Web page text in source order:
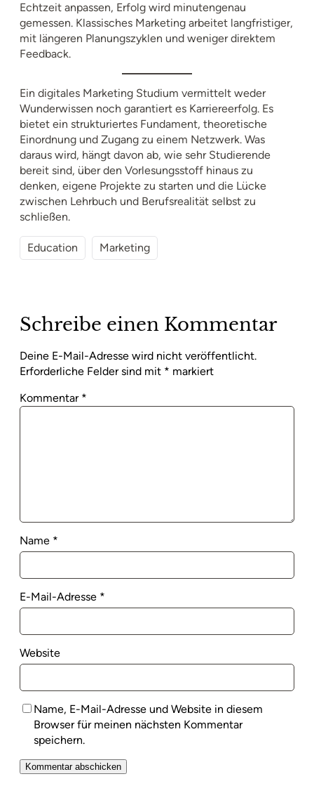
Echtzeit anpassen, Erfolg wird minutengenau
gemessen. Klassisches Marketing arbeitet langfristiger,
mit längeren Planungszyklen und weniger direktem
Feedback.
Ein digitales Marketing Studium vermittelt weder
Wunderwissen noch garantiert es Karriereerfolg. Es
bietet ein strukturiertes Fundament, theoretische
Einordnung und Zugang zu einem Netzwerk. Was
daraus wird, hängt davon ab, wie sehr Studierende
bereit sind, über den Vorlesungsstoff hinaus zu
denken, eigene Projekte zu starten und die Lücke
zwischen Lehrbuch und Berufsrealität selbst zu
schließen.
Education Marketing
Schreibe einen Kommentar
Deine E-Mail-Adresse wird nicht veröffentlicht.
Erforderliche Felder sind mit * markiert
Kommentar *
Name *
E-Mail-Adresse *
Website
Name, E-Mail-Adresse und Website in diesem
Browser für meinen nächsten Kommentar
speichern.